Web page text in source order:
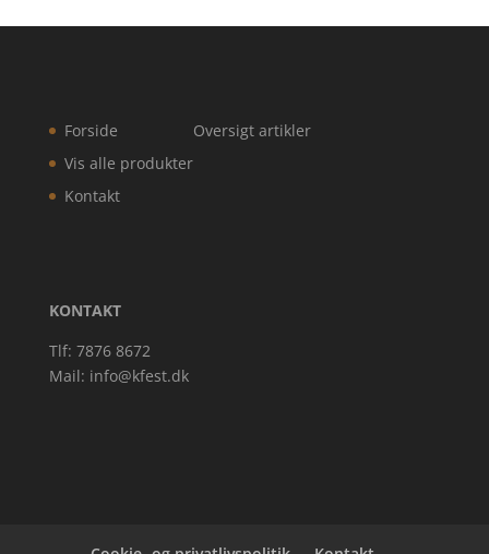
Forside
Vis alle produkter
Kontakt
Oversigt artikler
KONTAKT
Tlf: 7876 8672
Mail: info@kfest.dk